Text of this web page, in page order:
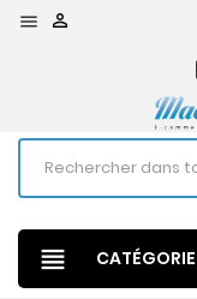
 
view_headline